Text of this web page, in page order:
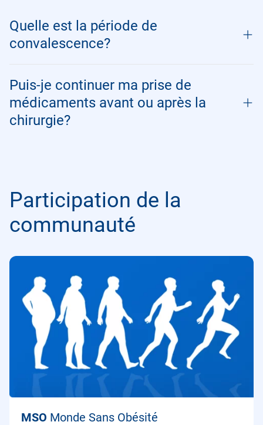
Quelle est la période de
convalescence?
Puis-je continuer ma prise de
médicaments avant ou après la
chirurgie?
Participation de la
communauté
MSO Monde Sans Obésité